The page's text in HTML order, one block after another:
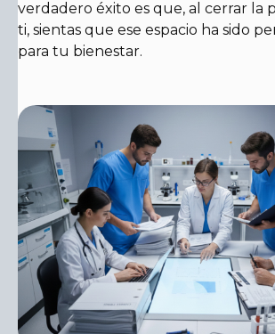
verdadero éxito es que, al cerrar la
ti, sientas que ese espacio ha sido
para tu bienestar.